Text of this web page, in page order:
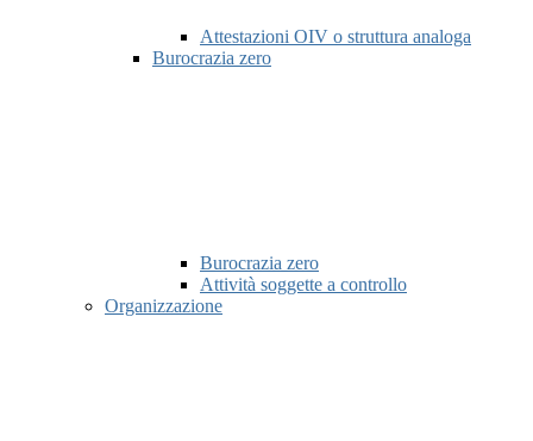
Attestazioni OIV o struttura analoga
Burocrazia zero
Burocrazia zero
Attività soggette a controllo
Organizzazione